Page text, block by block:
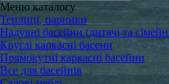
Меню каталогу
Теплиці, парники
Надувні басейни (дитячі та
Круглі каркасні басени
Прямокутні каркасні басейни
Все для басейнів